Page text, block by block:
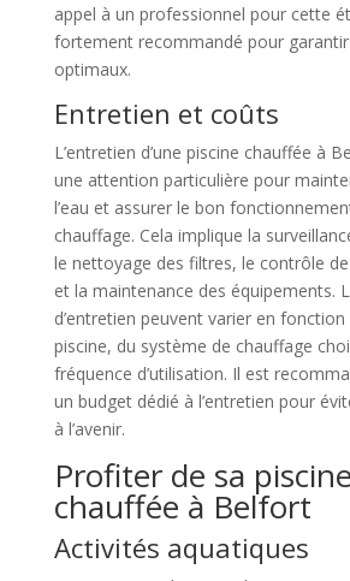
appel à un professionnel pour cette
fortement recommandé pour
optimaux.
Entretien et coûts
L’entretien d’une piscine chauffée à
une attention particulière pour
l’eau et assurer le bon
chauffage. Cela implique la
le nettoyage des filtres, le contrôle
et la maintenance des équipements.
d’entretien peuvent varier en
piscine, du système de chauffage
fréquence d’utilisation. Il est
un budget dédié à l’entretien pour
à l’avenir.
Profiter de sa piscine
chauffée à Belfort
Activités aquatiques